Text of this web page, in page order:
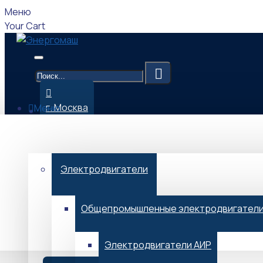
Меню
Your Cart
г. Москва
Меню
Электродвигатели
Общепромышленные
Электродвигатели АИР
09:00-17:00 (Мск)